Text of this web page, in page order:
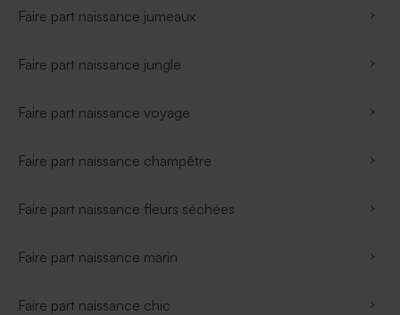
Faire part naissance jumeaux
Faire part naissance jungle
Faire part naissance voyage
Faire part naissance champêtre
Faire part naissance fleurs séchées
Faire part naissance marin
Faire part naissance chic